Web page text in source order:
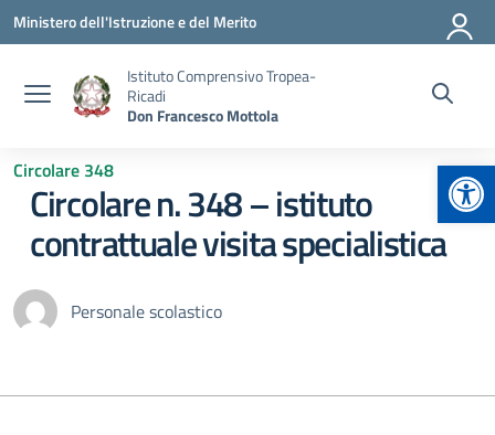
Vai ai contenuti
Vai al menu di navigazione
Vai al footer
Ministero dell'Istruzione e del Merito
Istituto Comprensivo Tropea-
Ricadi
Don Francesco Mottola
Circolare 348
Circolare n. 348 – istituto
contrattuale visita specialistica
Personale scolastico